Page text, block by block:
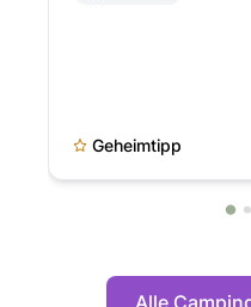
Geheimtipp
Alle